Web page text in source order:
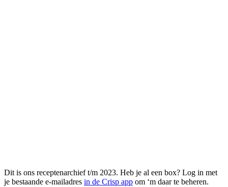
Dit is ons receptenarchief t/m 2023. Heb je al een box? Log in met
je bestaande e-mailadres in de Crisp app om ‘m daar te beheren.